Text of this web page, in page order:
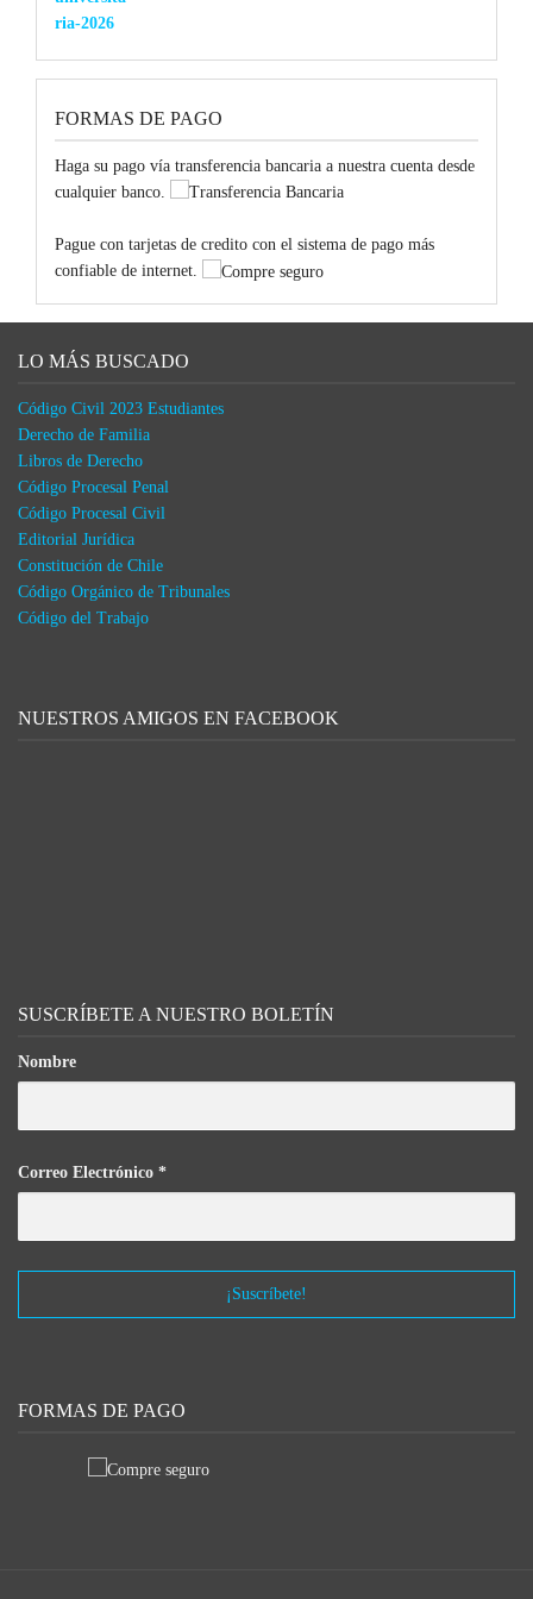
FORMAS DE PAGO
Haga su pago vía transferencia bancaria a nuestra cuenta desde
cualquier banco.
Pague con tarjetas de credito con el sistema de pago más
confiable de internet.
LO MÁS BUSCADO
Código Civil 2023 Estudiantes
Derecho de Familia
Libros de Derecho
Código Procesal Penal
Código Procesal Civil
Editorial Jurídica
Constitución de Chile
Código Orgánico de Tribunales
Código del Trabajo
NUESTROS AMIGOS EN FACEBOOK
SUSCRÍBETE A NUESTRO BOLETÍN
Nombre
Correo Electrónico *
FORMAS DE PAGO